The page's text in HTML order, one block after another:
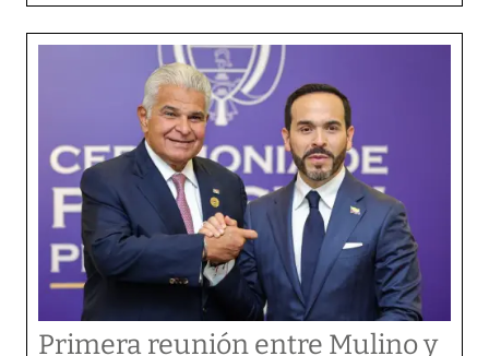
Primera reunión entre Mulino y